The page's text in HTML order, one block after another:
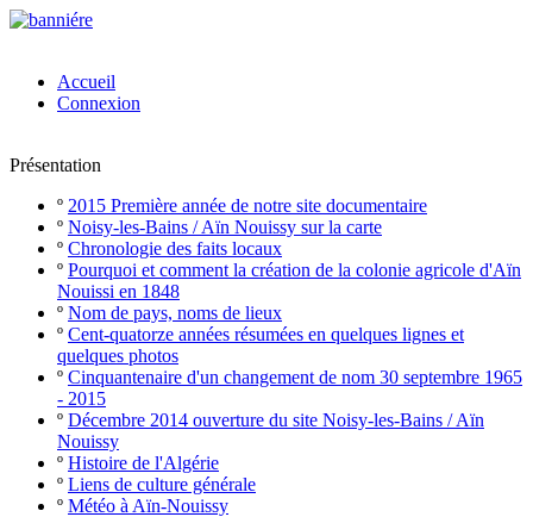
Accueil
Connexion
Présentation
º 2015 Première année de notre site documentaire
º Noisy-les-Bains / Aïn Nouissy sur la carte
º Chronologie des faits locaux
º Pourquoi et comment la création de la colonie agricole d'Aïn
Nouissi en 1848
º Nom de pays, noms de lieux
º Cent-quatorze années résumées en quelques lignes et
quelques photos
º Cinquantenaire d'un changement de nom 30 septembre 1965
- 2015
º Décembre 2014 ouverture du site Noisy-les-Bains / Aïn
Nouissy
º Histoire de l'Algérie
º Liens de culture générale
º Météo à Aïn-Nouissy